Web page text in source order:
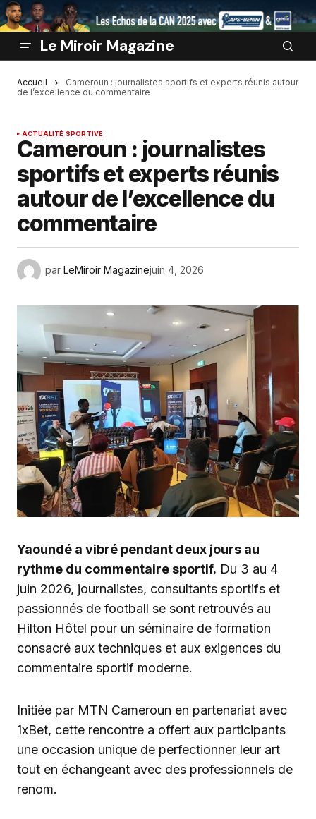
Le Miroir Magazine
Accueil
Cameroun : journalistes sportifs et experts réunis autour
de l’excellence du commentaire
ACTUALITÉ SPORTIVE
Cameroun : journalistes
sportifs et experts réunis
autour de l’excellence du
commentaire
par LeMiroir Magazinejuin 4, 2026
Yaoundé a vibré pendant deux jours au
rythme du commentaire sportif. Du 3 au 4
juin 2026, journalistes, consultants sportifs et
passionnés de football se sont retrouvés au
Hilton Hôtel pour un séminaire de formation
consacré aux techniques et aux exigences du
commentaire sportif moderne.
Initiée par MTN Cameroun en partenariat avec
1xBet, cette rencontre a offert aux participants
une occasion unique de perfectionner leur art
tout en échangeant avec des professionnels de
renom.